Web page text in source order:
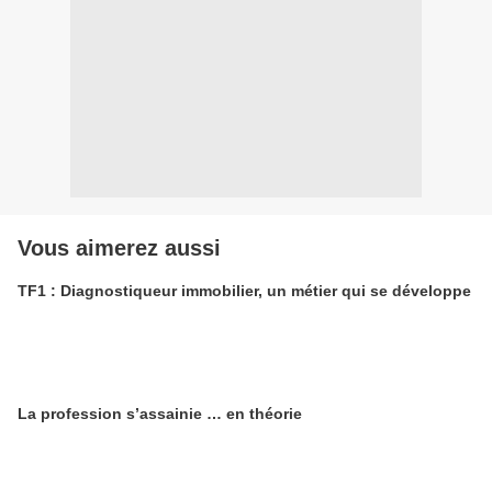
Vous aimerez aussi
TF1 : Diagnostiqueur immobilier, un métier qui se développe
La profession s’assainie … en théorie